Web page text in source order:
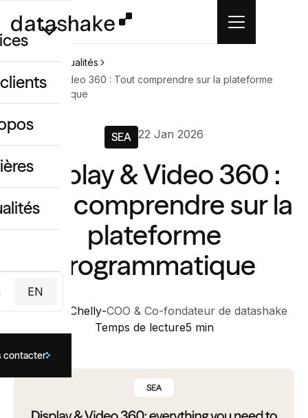
créatif IA
EN
contacter
Accueil
Actualités
Display & Video 360 : Tout comprendre sur la plateforme
programmatique
SEA 22 Jan 2026
Display & Video 360 :
Tout comprendre sur la
plateforme
programmatique
Anthony Chelly-COO & Co-fondateur de datashake
Temps de lecture5 min